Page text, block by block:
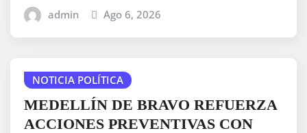
admin Ago 6, 2026
NOTICIA POLÍTICA
MEDELLÍN DE BRAVO REFUERZA
ACCIONES PREVENTIVAS CON